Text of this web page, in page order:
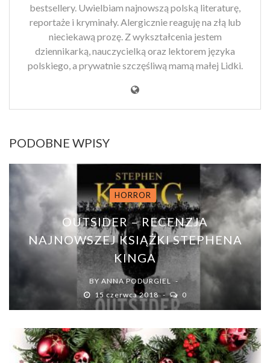
bestsellery. Uwielbiam najnowszą polską literaturę,
reportaże i kryminały. Alergicznie reaguję na złą lub
nieciekawą prozę. Z wykształcenia jestem
dziennikarką, nauczycielką oraz lektorem języka
polskiego, a prywatnie szczęśliwą mamą małej Lidki.
PODOBNE WPISY
HORROR
OUTSIDER – RECENZJA
NAJNOWSZEJ KSIĄŻKI STEPHENA
KINGA
BY ANNA PODURGIEL
15 czerwca 2018
0